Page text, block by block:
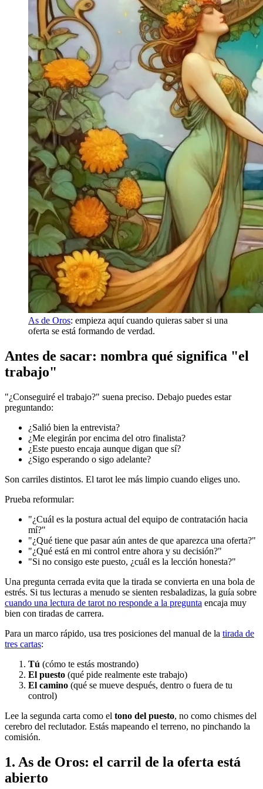
As de Oros: empieza aquí cuando quieras saber si una
oferta se está formando de verdad.
Antes de sacar: nombra qué significa "el
trabajo"
"¿Conseguiré el trabajo?" suena preciso. Debajo puedes estar
preguntando:
¿Salió bien la entrevista?
¿Me elegirán por encima del otro finalista?
¿Este puesto encaja aunque digan que sí?
¿Sigo esperando o sigo adelante?
Son carriles distintos. El tarot lee más limpio cuando eliges uno.
Prueba reformular:
"¿Cuál es la postura actual del equipo de contratación hacia
mí?"
"¿Qué tiene que pasar aún antes de que aparezca una oferta?"
"¿Qué está en mi control entre ahora y su decisión?"
"Si no consigo este puesto, ¿cuál es la lección honesta?"
Una pregunta cerrada evita que la tirada se convierta en una bola de
estrés. Si tus lecturas a menudo se sienten resbaladizas, la guía sobre
cuando una lectura de tarot no responde a la pregunta encaja muy
bien con tiradas de carrera.
Para un marco rápido, usa tres posiciones del manual de la tirada de
tres cartas:
Tú (cómo te estás mostrando)
El puesto (qué pide realmente este trabajo)
El camino (qué se mueve después, dentro o fuera de tu
control)
Lee la segunda carta como el tono del puesto, no como chismes del
cerebro del reclutador. Estás mapeando el terreno, no pinchando la
comisión.
1. As de Oros: el carril de la oferta está
abierto